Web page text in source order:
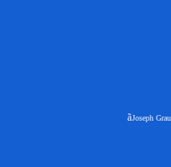
ãJoseph Grau